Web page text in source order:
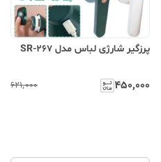
پرزگیر شارژی لباس مدل SR-267
۴۵۰٬۰۰۰ ۶۲۱٬۰۰۰